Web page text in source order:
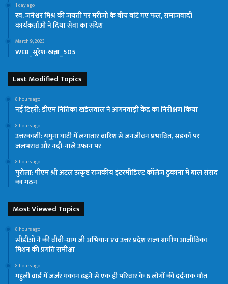
1 day ago
स्व. जनेश्वर मिश्र की जयंती पर मरीजों के बीच बांटे गए फल, समाजवादी
कार्यकर्ताओं ने दिया सेवा का संदेश
March 9, 2023
WEB_सुरेश-खन्ना_505
Last Modified Topics
8 hours ago
नई टिहरी: डीएम नितिका खंडेलवाल ने आंगनवाड़ी केंद्र का निरीक्षण किया
8 hours ago
उत्तरकाशी: यमुना घाटी में लगातार बारिश से जनजीवन प्रभावित, सड़कों पर
जलभराव और नदी-नाले उफान पर
8 hours ago
पुरोला: पीएम श्री अटल उत्कृष्ट राजकीय इंटरमीडिएट कॉलेज ढुकाना में बाल संसद
का गठन
Most Viewed Topics
8 hours ago
सीडीओ ने की वीबी-ग्राम जी अभियान एवं उत्तर प्रदेश राज्य ग्रामीण आजीविका
मिशन की प्रगति समीक्षा
8 hours ago
महुली वार्ड में जर्जर मकान ढहने से एक ही परिवार के 6 लोगों की दर्दनाक मौत